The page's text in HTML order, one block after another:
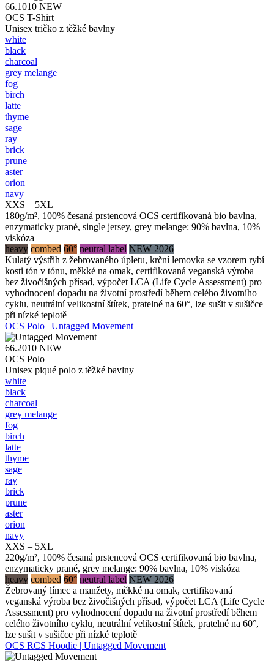
66.1010 NEW
OCS T-Shirt
Unisex tričko z těžké bavlny
white
black
charcoal
grey melange
fog
birch
latte
thyme
sage
ray
brick
prune
aster
orion
navy
XXS – 5XL
180g/m², 100% česaná prstencová OCS certifikovaná bio bavlna,
enzymaticky prané, single jersey, grey melange: 90% bavlna, 10%
viskóza
heavy combed 60° neutral label NEW 2026
Kulatý výstřih z žebrovaného úpletu, krční lemovka se vzorem rybí
kosti tón v tónu, měkké na omak, certifikovaná veganská výroba
bez živočišných přísad, výpočet LCA (Life Cycle Assessment) pro
vyhodnocení dopadu na životní prostředí během celého životního
cyklu, neutrální velikostní štítek, pratelné na 60°, lze sušit v sušičce
při nízké teplotě
OCS Polo | Untagged Movement
66.2010 NEW
OCS Polo
Unisex piqué polo z těžké bavlny
white
black
charcoal
grey melange
fog
birch
latte
thyme
sage
ray
brick
prune
aster
orion
navy
XXS – 5XL
220g/m², 100% česaná prstencová OCS certifikovaná bio bavlna,
enzymaticky prané, grey melange: 90% bavlna, 10% viskóza
heavy combed 60° neutral label NEW 2026
Žebrovaný límec a manžety, měkké na omak, certifikovaná
veganská výroba bez živočišných přísad, výpočet LCA (Life Cycle
Assessment) pro vyhodnocení dopadu na životní prostředí během
celého životního cyklu, neutrální velikostní štítek, pratelné na 60°,
lze sušit v sušičce při nízké teplotě
OCS RCS Hoodie | Untagged Movement